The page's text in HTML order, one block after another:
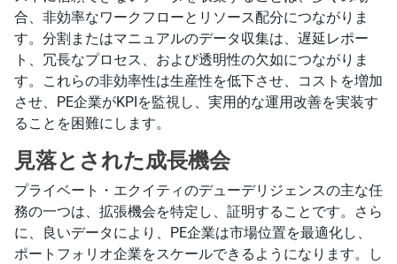
合、非効率なワークフローとリソース配分につながりま
す。分割またはマニュアルのデータ収集は、遅延レポー
ト、冗長なプロセス、および透明性の欠如につながりま
す。これらの非効率性は生産性を低下させ、コストを増加
させ、PE企業がKPIを監視し、実用的な運用改善を実装す
ることを困難にします。
見落とされた成長機会
プライベート・エクイティのデューデリジェンスの主な任
務の一つは、拡張機会を特定し、証明することです。さら
に、良いデータにより、PE企業は市場位置を最適化し、
ポートフォリオ企業をスケールできるようになります。し